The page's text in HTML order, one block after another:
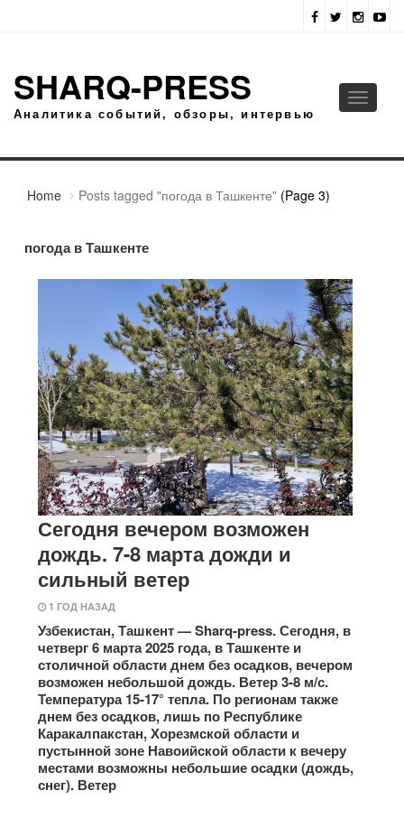
SHARQ-PRESS
Аналитика событий, обзоры, интервью
Toggle
Home Posts tagged "погода в Ташкенте" (Page 3)
погода в Ташкенте
Сегодня вечером возможен
дождь. 7-8 марта дожди и
сильный ветер
1 ГОД НАЗАД
Узбекистан, Ташкент — Sharq-press. Сегодня, в
четверг 6 марта 2025 года, в Ташкенте и
столичной области днем без осадков, вечером
возможен небольшой дождь. Ветер 3-8 м/с.
Температура 15-17° тепла. По регионам также
днем без осадков, лишь по Республике
Каракалпакстан, Хорезмской области и
пустынной зоне Навоийской области к вечеру
местами возможны небольшие осадки (дождь,
снег). Ветер